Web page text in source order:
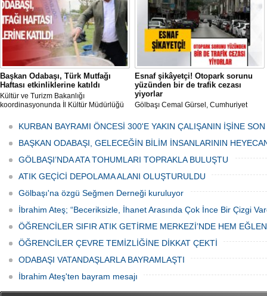
Başkan Odabaşı, Türk Mutfağı
Haftası etkinliklerine katıldı
Kültür ve Turizm Bakanlığı
koordinasyonunda İl Kültür Müdürlüğü
Haftası" etkinlikleri Ankara'da devam
ediyor.
Esnaf şikâyetçi! Otopark sorunu
yüzünden bir de trafik cezası
yiyorlar
Gölbaşı Cemal Gürsel, Cumhuriyet
bulunan esnaf ve alışverişe gelen
vatandaşlar park cezaları yüzünden
canından bezdi.
KURBAN BAYRAMI ÖNCESİ 300'E YAKIN ÇALIŞANIN İŞİNE
BAŞKAN ODABAŞI, GELECEĞİN BİLİM İNSANLARININ
GÖLBAŞI’NDA ATA TOHUMLARI TOPRAKLA BULUŞTU
ATIK GEÇİCİ DEPOLAMA ALANI OLUŞTURULDU
Gölbaşı'na özgü Seğmen Derneği kuruluyor
İbrahim Ateş; “Beceriksizle, İhanet Arasında Çok İnce Bir Çizgi
ÖĞRENCİLER SIFIR ATIK GETİRME MERKEZİ’NDE HEM
ÖĞRENCİLER ÇEVRE TEMİZLİĞİNE DİKKAT ÇEKTİ
ODABAŞI VATANDAŞLARLA BAYRAMLAŞTI
İbrahim Ateş'ten bayram mesajı